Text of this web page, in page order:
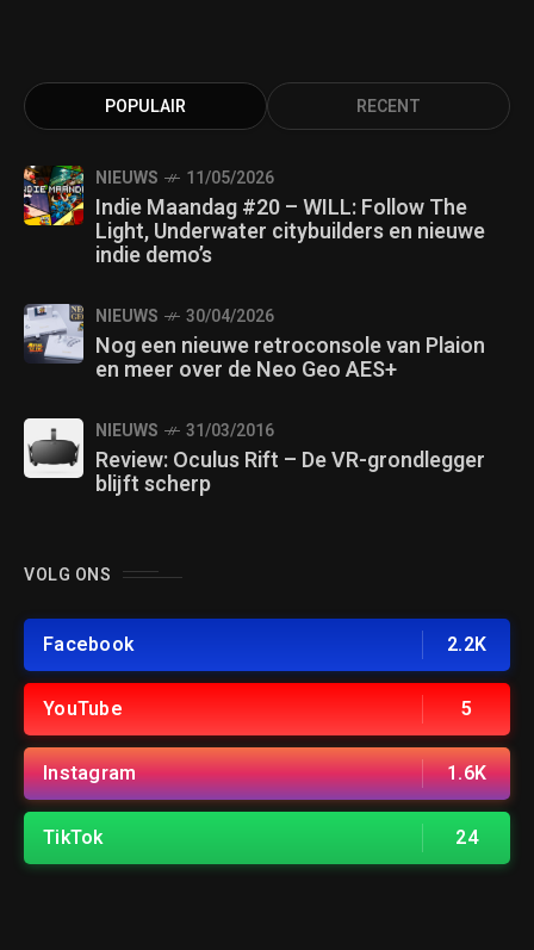
POPULAIR RECENT
NIEUWS 11/05/2026
Indie Maandag #20 – WILL: Follow The
Light, Underwater citybuilders en nieuwe
indie demo’s
NIEUWS 30/04/2026
Nog een nieuwe retroconsole van Plaion
en meer over de Neo Geo AES+
NIEUWS 31/03/2016
Review: Oculus Rift – De VR-grondlegger
blijft scherp
VOLG ONS
Facebook 2.2K
YouTube 5
Instagram 1.6K
TikTok 24